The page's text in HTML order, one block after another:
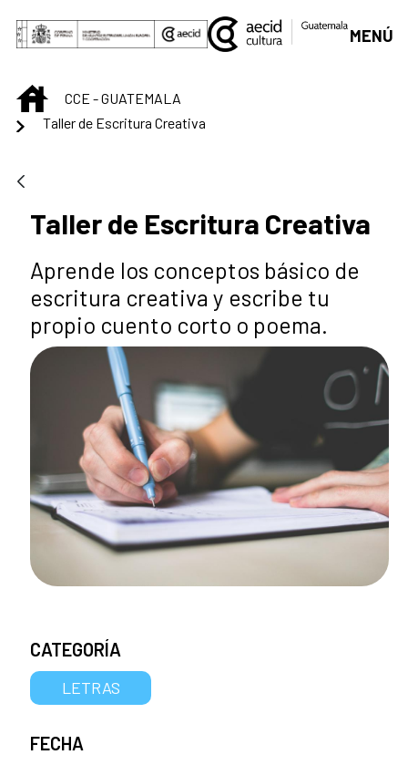
Saut au contenu principal
MENÚ
INICIOCCE - GUATEMALA
Taller de Escritura Creativa
Taller de Escritura Creativa
Aprende los conceptos básico de
escritura creativa y escribe tu
propio cuento corto o poema.
CATEGORÍA
LETRAS
FECHA